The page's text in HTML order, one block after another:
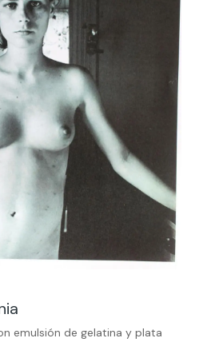
emulsión de gelatina y plata